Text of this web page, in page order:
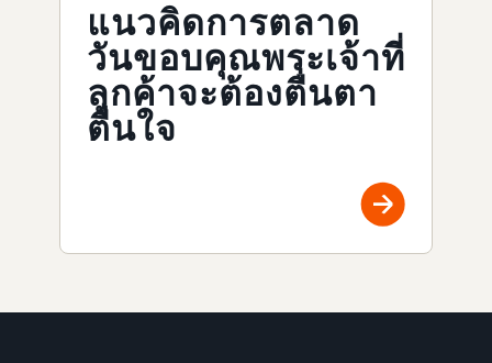
แนวคิดการตลาด
วันขอบคุณพระเจ้าที่
ลูกค้าจะต้องตื่นตา
ตื่นใจ